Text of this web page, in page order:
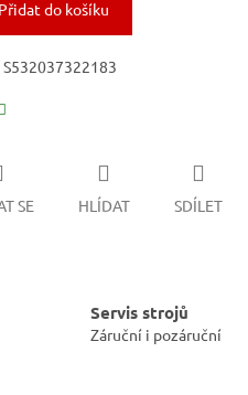
Přidat do košíku
SE HLÍDAT SDÍLET
Servis strojů
Záruční i pozáruční